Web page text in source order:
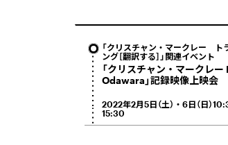
「クリスチャン・マークレー ト
ング［翻訳する］」関連イベント
「クリスチャン・マークレ
Odawara」記録映像上映会
2022年2月5日（土）・6日（日）
15:30